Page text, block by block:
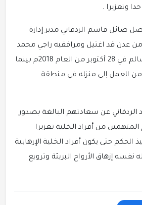
وتعزيرا .
صائل قاسم الردفاني مدير إدارة
عدن قد اغتيل ومرافقيه راجي محمد
صائل وعبود حسن سالم في 28 أكتوبر من العام 2018م بينما
العمل إلى منزله في منطقة
الردفاني عن سعادتهم البالغة بصدور
من أفراد الخلية تعزيرا
حتى يكون أفراد الخلية الإرهابية
إزهاق الأرواح البريئة وترويع